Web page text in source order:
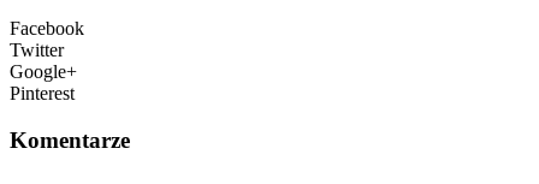
Facebook
Twitter
Google+
Pinterest
Komentarze